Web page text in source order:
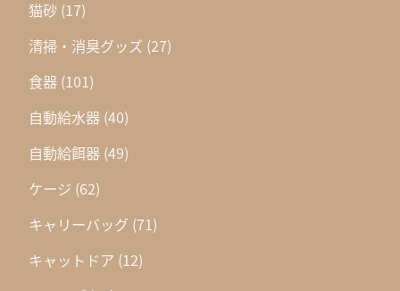
猫砂 (17)
清掃・消臭グッズ (27)
食器 (101)
自動給水器 (40)
自動給餌器 (49)
ケージ (62)
キャリーバッグ (71)
キャットドア (12)